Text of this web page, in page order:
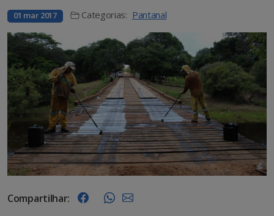
01 mar 2017 Categorias: Pantanal
Compartilhar: